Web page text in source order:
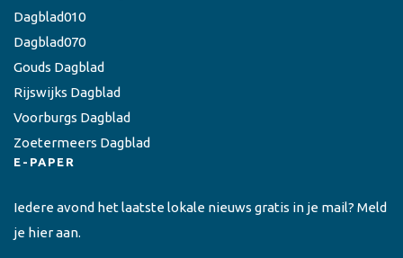
Dagblad010
Dagblad070
Gouds Dagblad
Rijswijks Dagblad
Voorburgs Dagblad
Zoetermeers Dagblad
E-PAPER
Iedere avond het laatste lokale nieuws gratis in je mail? Meld
je hier aan.